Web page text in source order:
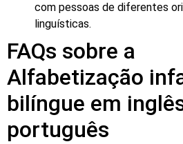
com pessoas de diferentes
linguísticas.
FAQs sobre a
Alfabetização
bilíngue em
português